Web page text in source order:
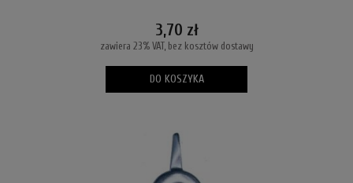
3,70 zł
zawiera 23% VAT, bez kosztów dostawy
DO KOSZYKA